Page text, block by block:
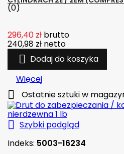
(0)
296,40 zł brutto
240,98 zł netto
 Dodaj do koszyka
Więcej
 Ostatnie sztuki w
 Szybki podgląd
Indeks: 5003-16234